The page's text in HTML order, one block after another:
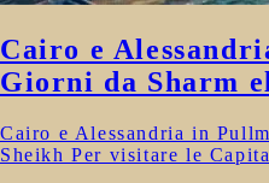
Cairo e
Giorni da Sharm
Cairo e Alessandria in
Sheikh Per visitare le